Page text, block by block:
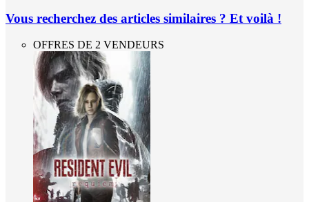
Vous recherchez des articles similaires ? Et voilà !
OFFRES DE 2 VENDEURS